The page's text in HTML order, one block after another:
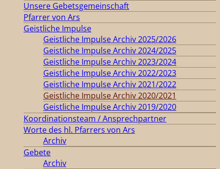
Unsere Gebetsgemeinschaft
Pfarrer von Ars
Geistliche Impulse
Geistliche Impulse Archiv 2025/2026
Geistliche Impulse Archiv 2024/2025
Geistliche Impulse Archiv 2023/2024
Geistliche Impulse Archiv 2022/2023
Geistliche Impulse Archiv 2021/2022
Geistliche Impulse Archiv 2020/2021
Geistliche Impulse Archiv 2019/2020
Koordinationsteam / Ansprechpartner
Worte des hl. Pfarrers von Ars
Archiv
Gebete
Archiv